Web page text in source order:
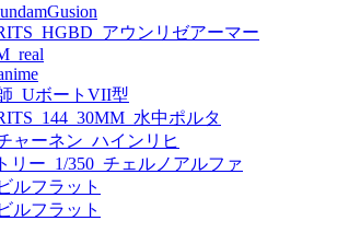
アウンリゼアーマー
_UボートVII型
水中ポルタ
ャーネン_ハインリヒ
リー_1/350_チェルノアルファ
ルフラット
ルフラット